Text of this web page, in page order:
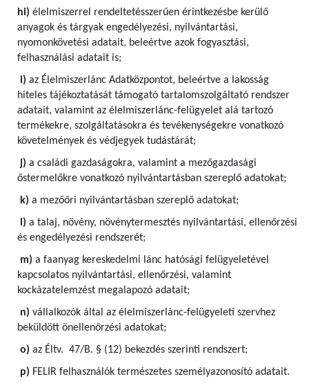
hi) élelmiszerrel rendeltetésszerűen érintkezésbe kerülő
anyagok és tárgyak engedélyezési, nyilvántartási,
nyomonkövetési adatait, beleértve azok fogyasztási,
felhasználási adatait is;
i) az Élelmiszerlánc Adatközpontot, beleértve a lakosság
hiteles tájékoztatását támogató tartalomszolgáltató rendszer
adatait, valamint az élelmiszerlánc-felügyelet alá tartozó
termékekre, szolgáltatásokra és tevékenységekre vonatkozó
követelmények és védjegyek tudástárát;
j) a családi gazdaságokra, valamint a mezőgazdasági
őstermelőkre vonatkozó nyilvántartásban szereplő adatokat;
k) a mezőőri nyilvántartásban szereplő adatokat;
l) a talaj, növény, növénytermesztés nyilvántartási, ellenőrzési
és engedélyezési rendszerét;
m) a faanyag kereskedelmi lánc hatósági felügyeletével
kapcsolatos nyilvántartási, ellenőrzési, valamint
kockázatelemzést megalapozó adatait;
n) vállalkozók által az élelmiszerlánc-felügyeleti szervhez
beküldött önellenőrzési adatokat;
o) az Éltv. 47/B. § (12) bekezdés szerinti rendszert;
p) FELIR felhasználók természetes személyazonosító adatait.